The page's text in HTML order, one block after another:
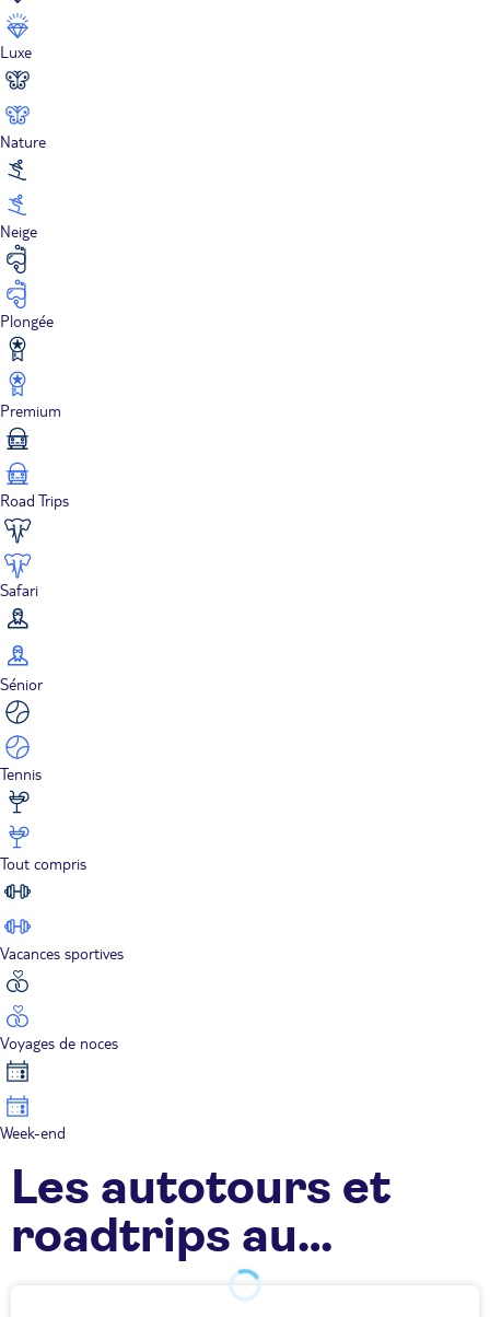
Luxe
Nature
Neige
Plongée
Premium
Road Trips
Safari
Sénior
Tennis
Tout compris
Vacances sportives
Voyages de noces
Week-end
Les autotours et
roadtrips au
Guatemala TUI